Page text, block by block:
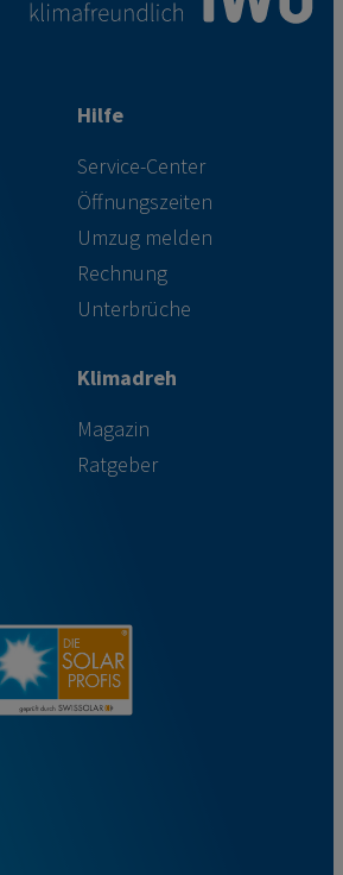
Hilfe
Service-Center
Öffnungszeiten
Umzug melden
Rechnung
Unterbrüche
Klimadreh
Magazin
Ratgeber